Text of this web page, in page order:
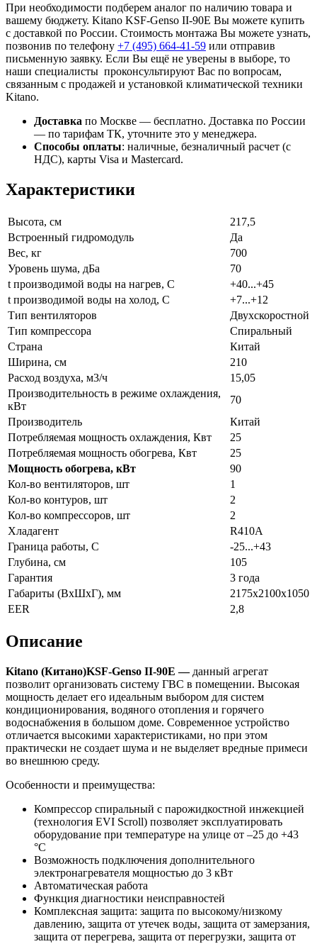
При необходимости подберем аналог по наличию товара и
вашему бюджету. Kitano KSF-Genso II-90E Вы можете купить
с доставкой по России. Стоимость монтажа Вы можете узнать,
позвонив по телефону +7 (495) 664-41-59 или отправив
письменную заявку. Если Вы ещё не уверены в выборе, то
наши специалисты проконсультируют Вас по вопросам,
связанным с продажей и установкой климатической техники
Kitano.
Доставка по Москве — бесплатно. Доставка по России
— по тарифам ТК, уточните это у менеджера.
Способы оплаты: наличные, безналичный расчет (с
НДС), карты Visa и Mastercard.
Характеристики
Высота, см
217,5
Встроенный гидромодуль
Да
Вес, кг
700
Уровень шума, дБа
70
t производимой воды на нагрев, С
+40...+45
t производимой воды на холод, С
+7...+12
Тип вентиляторов
Двухскоростной
Тип компрессора
Спиральный
Страна
Китай
Ширина, см
210
Расход воздуха, м3/ч
15,05
Производительность в режиме охлаждения,
кВт
70
Производитель
Китай
Потребляемая мощность охлаждения, Квт
25
Потребляемая мощность обогрева, Квт
25
Мощность обогрева, кВт
90
Кол-во вентиляторов, шт
1
Кол-во контуров, шт
2
Кол-во компрессоров, шт
2
Хладагент
R410А
Граница работы, С
-25...+43
Глубина, см
105
Гарантия
3 года
Габариты (ВхШхГ), мм
2175х2100х1050
EER
2,8
Описание
Kitano (Китано)KSF-Genso II-90E —данный агрегат
позволит организовать систему ГВС в помещении. Высокая
мощность делает его идеальным выбором для систем
кондиционирования, водяного отопления и горячего
водоснабжения в большом доме. Современное устройство
отличается высокими характеристиками, но при этом
практически не создает шума и не выделяет вредные примеси
во внешнюю среду.
Особенности и преимущества:
Компрессор спиральный с парожидкостной инжекцией
(технология EVI Scroll) позволяет эксплуатировать
оборудование при температуре на улице от –25 до +43
°С
Возможность подключения дополнительного
электронагревателя мощностью до 3 кВт
Автоматическая работа
Функция диагностики неисправностей
Комплексная защита: защита по высокому/низкому
давлению, защита от утечек воды, защита от замерзания,
защита от перегрева, защита от перегрузки, защита от